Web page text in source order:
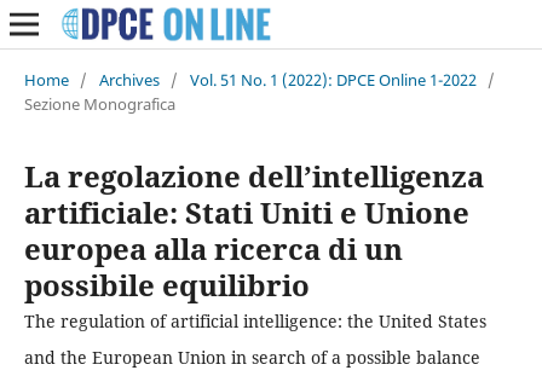
Home / Archives / Vol. 51 No. 1 (2022): DPCE Online 1-2022 /
Sezione Monografica
La regolazione dell’intelligenza
artificiale: Stati Uniti e Unione
europea alla ricerca di un
possibile equilibrio
The regulation of artificial intelligence: the United States
and the European Union in search of a possible balance